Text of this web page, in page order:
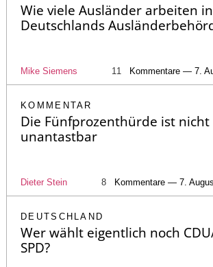
Wie viele Ausländer arbeiten in
Deutschlands
Mike Siemens 11 Kommentare — 7.
KOMMENTAR
Die Fünfprozenthürde ist nicht
unantastbar
Dieter Stein 8 Kommentare — 7.
DEUTSCHLAND
Wer wählt eigentlich noch
SPD?